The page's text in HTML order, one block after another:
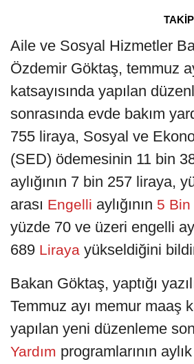
Aile ve Sosyal Hizmetler
Özdemir Göktaş, temmuz
katsayısında yapılan
sonrasında evde bakım
755 liraya, Sosyal ve
(SED) ödemesinin 11 bin
aylığının 7 bin 257 liraya,
arası Engelli aylığının 5 Bin
yüzde 70 ve üzeri engelli
689 Liraya yükseldiğini
Bakan Göktaş, yaptığı
Temmuz ayı memur maaş
yapılan yeni düzenleme
Yardım programlarının